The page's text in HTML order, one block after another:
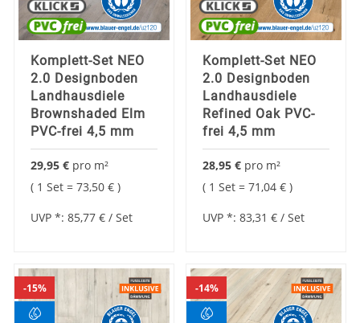
Komplett-Set NEO
2.0 Designboden
Landhausdiele
Brownshaded Elm
PVC-frei 4,5 mm
29,95 € pro m²
1 Set = 73,50 €
UVP *: 85,77 € / Set
Komplett-Set NEO
2.0 Designboden
Landhausdiele
Refined Oak PVC-
frei 4,5 mm
28,95 € pro m²
1 Set = 71,04 €
UVP *: 83,31 € / Set
15% 14%